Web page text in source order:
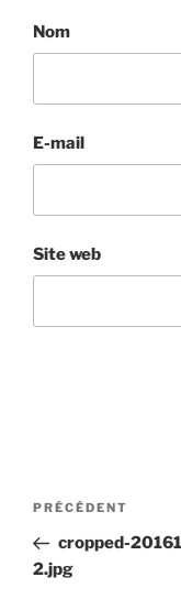
Nom
E-mail
Site web
Navigation
l’article
Article
précédent
PRÉCÉDENT
cropped-
2.jpg